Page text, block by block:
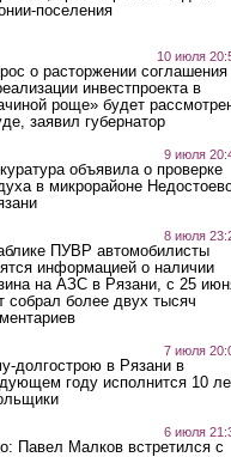
поселения
10 июля
о расторжении соглашения
инвестпроекта в
роще» будет
заявил губернатор
9 июля
объявила о проверке
в микрорайоне
8 июля
ПУВР автомобилисты
информацией о наличии
на АЗС в Рязани, с 25
собрал более двух тысяч
7 июля
долгострою в Рязани в
году исполнится 10
6 июля
Павел Малков встретился с